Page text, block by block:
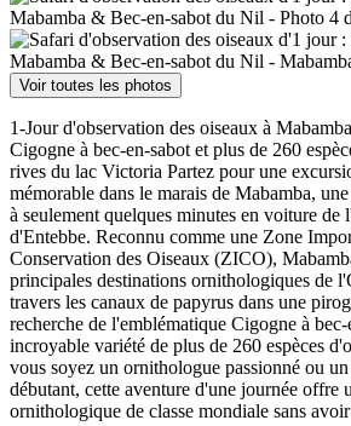
Voir toutes les photos
1-Jour d'observation des oiseaux à
Cigogne à bec-en-sabot et plus de 260
rives du lac Victoria Partez pour une
mémorable dans le marais de Mabamba,
à seulement quelques minutes en voiture de
d'Entebbe. Reconnu comme une Zone
Conservation des Oiseaux (ZICO),
principales destinations ornithologiques de
travers les canaux de papyrus dans une
recherche de l'emblématique Cigogne à
incroyable variété de plus de 260 espèces
vous soyez un ornithologue passionné ou
débutant, cette aventure d'une journée offre
ornithologique de classe mondiale sans